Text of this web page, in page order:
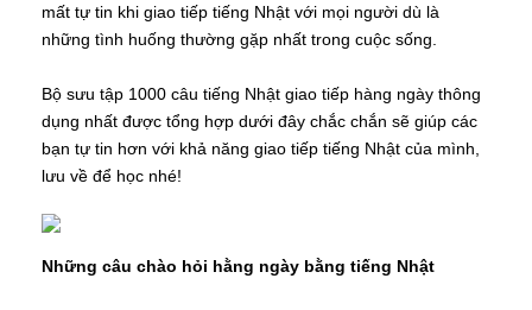
mất tự tin khi giao tiếp tiếng Nhật với mọi người dù là
những tình huống thường gặp nhất trong cuộc sống.
Bộ sưu tập 1000 câu tiếng Nhật giao tiếp hàng ngày thông
dụng nhất được tổng hợp dưới đây chắc chắn sẽ giúp các
bạn tự tin hơn với khả năng giao tiếp tiếng Nhật của mình,
lưu về để học nhé!
Những câu chào hỏi hằng ngày bằng tiếng Nhật